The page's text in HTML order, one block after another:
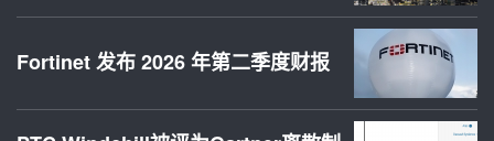
Fortinet 发布 2026 年第二季度财报